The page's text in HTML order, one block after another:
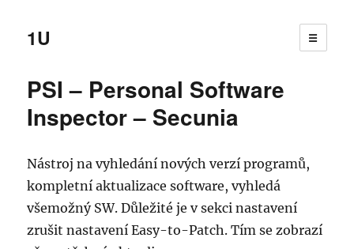
1U ☰
PSI – Personal Software
Inspector – Secunia
Nástroj na vyhledání nových verzí programů,
kompletní aktualizace software, vyhledá
všemožný SW. Důležité je v sekci nastavení
zrušit nastavení Easy-to-Patch. Tím se zobrazí